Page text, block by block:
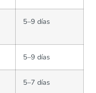
5–9 días
5–9 días
5–7 días